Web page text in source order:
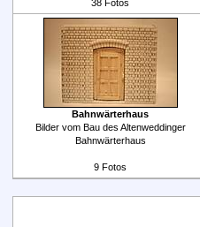
38 Fotos
Bahnwärterhaus
Bilder vom Bau des Altenweddinger
Bahnwärterhaus
9 Fotos